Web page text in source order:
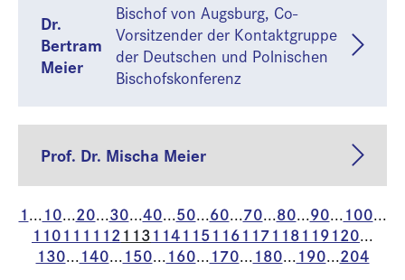
Dr.
Bertram
Meier
Bischof von Augsburg, Co-
Vorsitzender der Kontaktgruppe
der Deutschen und Polnischen
Bischofskonferenz
Prof. Dr. Mischa Meier
1...10...20...30...40...50...60...70...80...90...100...
110111 112 113114115116117118119120...
130...140...150...160...170...180...190...204